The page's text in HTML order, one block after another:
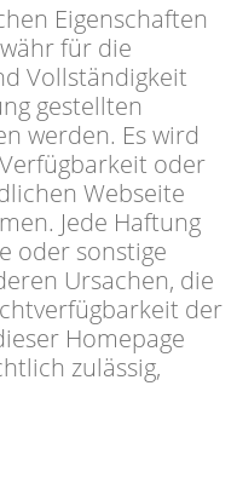
Eigenschaften
für die
Vollständigkeit
gestellten
werden. Es wird
oder
Webseite
Jede Haftung
oder sonstige
Ursachen, die
der
Homepage
zulässig,